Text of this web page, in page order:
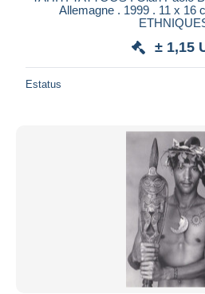
Allemagne . 1999 . 11 x 16
± 1,15
Estatus